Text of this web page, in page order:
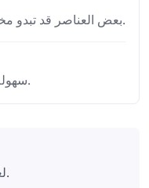
بعض العناصر قد تبدو مختلفة قليلاً لتحسين سهولة الاستخدام.
سهولة أكبر في التنقل وفهم ميزات اللعبة.
لعبة ممتعة لجميع الأعمار، استمتع بها.